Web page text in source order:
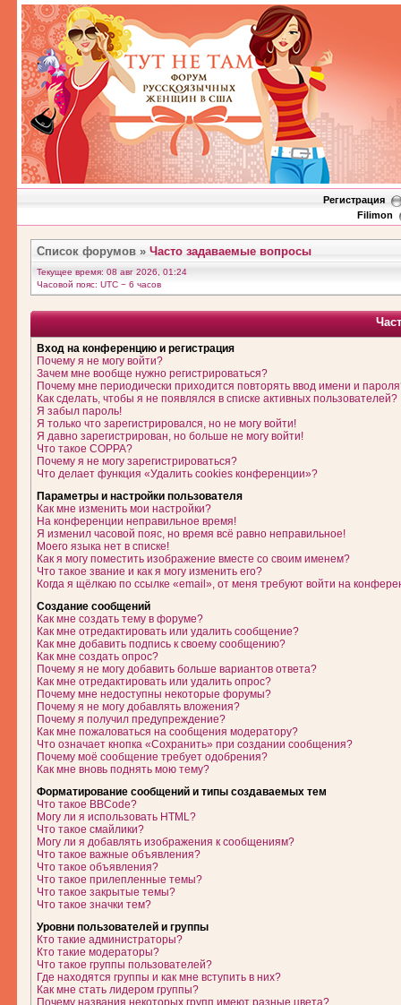
Регистрация
Filimon
Список форумов » Часто задаваемые вопросы
Текущее время: 08 авг 2026, 01:24
Часовой пояс: UTC − 6 часов
Вход на конференцию и регистрация
Почему я не могу войти?
Зачем мне вообще нужно регистрироваться?
Почему мне периодически приходится повторять ввод имени и
Как сделать, чтобы я не появлялся в списке активных пользователей?
Я забыл пароль!
Я только что зарегистрировался, но не могу войти!
Я давно зарегистрирован, но больше не могу войти!
Что такое COPPA?
Почему я не могу зарегистрироваться?
Что делает функция «Удалить cookies конференции»?
Параметры и настройки пользователя
Как мне изменить мои настройки?
На конференции неправильное время!
Я изменил часовой пояс, но время всё равно неправильное!
Моего языка нет в списке!
Как я могу поместить изображение вместе со своим именем?
Что такое звание и как я могу изменить его?
Когда я щёлкаю по ссылке «email», от меня требуют войти на
Создание сообщений
Как мне создать тему в форуме?
Как мне отредактировать или удалить сообщение?
Как мне добавить подпись к своему сообщению?
Как мне создать опрос?
Почему я не могу добавить больше вариантов ответа?
Как мне отредактировать или удалить опрос?
Почему мне недоступны некоторые форумы?
Почему я не могу добавлять вложения?
Почему я получил предупреждение?
Как мне пожаловаться на сообщения модератору?
Что означает кнопка «Сохранить» при создании сообщения?
Почему моё сообщение требует одобрения?
Как мне вновь поднять мою тему?
Форматирование сообщений и типы создаваемых тем
Что такое BBCode?
Могу ли я использовать HTML?
Что такое смайлики?
Могу ли я добавлять изображения к сообщениям?
Что такое важные объявления?
Что такое объявления?
Что такое прилепленные темы?
Что такое закрытые темы?
Что такое значки тем?
Уровни пользователей и группы
Кто такие администраторы?
Кто такие модераторы?
Что такое группы пользователей?
Где находятся группы и как мне вступить в них?
Как мне стать лидером группы?
Почему названия некоторых групп имеют разные цвета?